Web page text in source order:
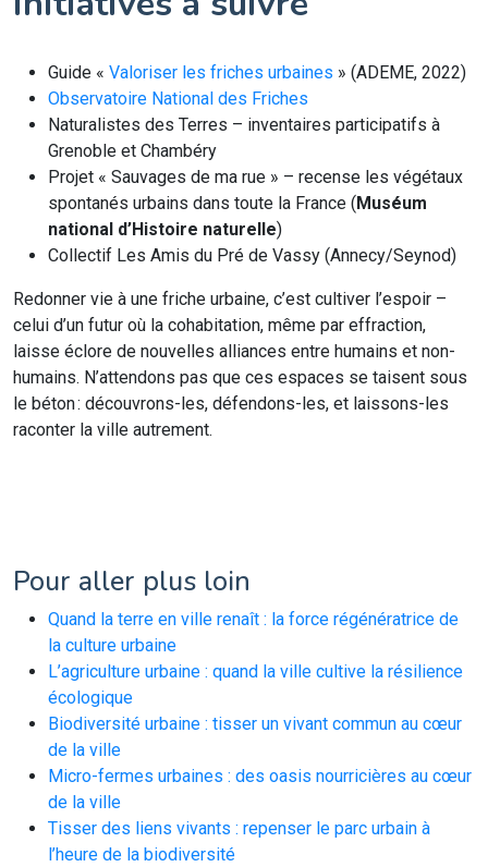
Guide « Valoriser les friches urbaines » (ADEME, 2022)
Observatoire National des Friches
Naturalistes des Terres – inventaires participatifs à
Grenoble et Chambéry
Projet « Sauvages de ma rue » – recense les végétaux
spontanés urbains dans toute la France (Muséum
national d’Histoire naturelle)
Collectif Les Amis du Pré de Vassy (Annecy/Seynod)
Redonner vie à une friche urbaine, c’est cultiver l’espoir –
celui d’un futur où la cohabitation, même par effraction,
laisse éclore de nouvelles alliances entre humains et non-
humains. N’attendons pas que ces espaces se taisent sous
le béton : découvrons-les, défendons-les, et laissons-les
raconter la ville autrement.
Pour aller plus loin
Quand la terre en ville renaît : la force régénératrice de
la culture urbaine
L’agriculture urbaine : quand la ville cultive la résilience
écologique
Biodiversité urbaine : tisser un vivant commun au cœur
de la ville
Micro-fermes urbaines : des oasis nourricières au cœur
de la ville
Tisser des liens vivants : repenser le parc urbain à
l’heure de la biodiversité